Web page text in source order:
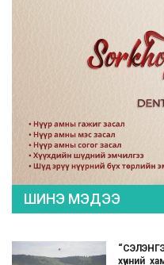
ШИНЭ МЭДЭЭ
хүчний